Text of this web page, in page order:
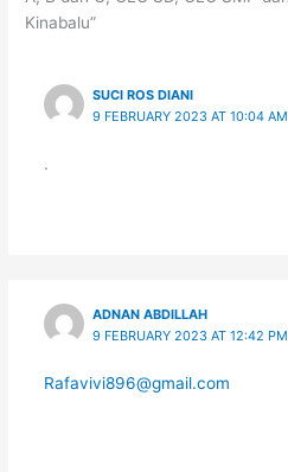
Kinabalu”
SUCI ROS DIANI
9 FEBRUARY 2023 AT 10:04 AM
.
ADNAN ABDILLAH
9 FEBRUARY 2023 AT 12:42 PM
Rafavivi896@gmail.com